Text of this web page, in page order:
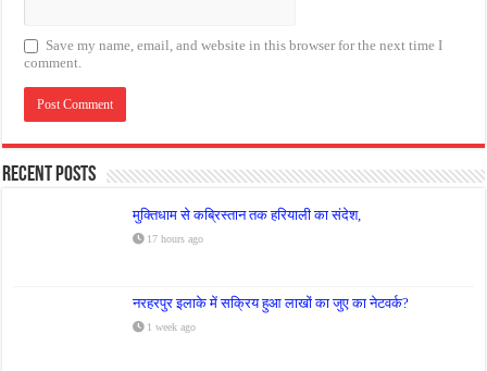
Save my name, email, and website in this browser for the next time I
comment.
Recent Posts
मुक्तिधाम से कब्रिस्तान तक हरियाली का संदेश,
17 hours ago
नरहरपुर इलाके में सक्रिय हुआ लाखों का जुए का नेटवर्क?
1 week ago